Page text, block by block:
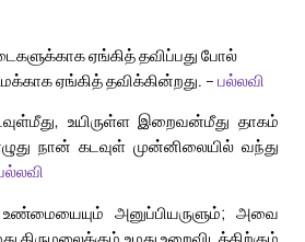
ஏங்கித் தவிப்பது போல்
ஏங்கித் தவிக்கின்றது. –பல்லவி
உயிருள்ள இறைவன்மீது தாகம்
நான் கடவுள் முன்னிலையில் வந்து
அனுப்பியருளும்; அவை